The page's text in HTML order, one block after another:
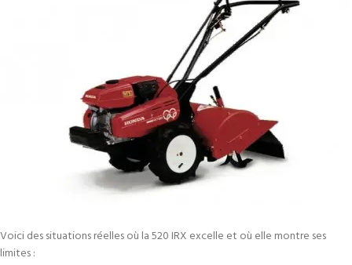
Voici des situations réelles où la 520 IRX excelle et où elle montre ses
limites :